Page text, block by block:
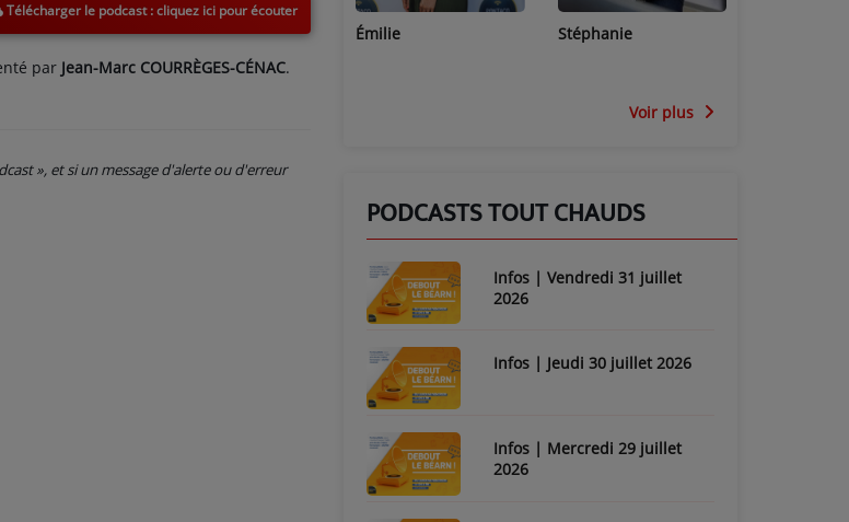
Télécharger le podcast
par Jean-Marc COURRÈGES-CÉNAC.
», et si un message d'alerte ou d'erreur
Émilie Stéphanie Jean-Michel
Voir plus
PODCASTS TOUT CHAUDS
Infos | Vendredi 31 juillet
2026
Infos | Jeudi 30 juillet 2026
Infos | Mercredi 29 juillet
2026